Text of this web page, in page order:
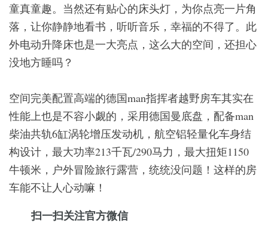
童真童趣。当然还有贴心的床头灯，为你点亮一片角
落，让你静静地看书，听听音乐，幸福的不得了。此
外电动升降床也是一大亮点，这么大的空间，还担心
没地方睡吗？
空间完美配置高端的德国man指挥者越野房车其实在
性能上也是不容小觑的，采用德国曼底盘，配备man
柴油共轨6缸涡轮增压发动机，航空铝轻量化车身结
构设计，最大功率213千瓦/290马力，最大扭矩1150
牛顿米，户外冒险旅行露营，统统没问题！这样的房
车能不让人心动嘛！
扫一扫关注官方微信